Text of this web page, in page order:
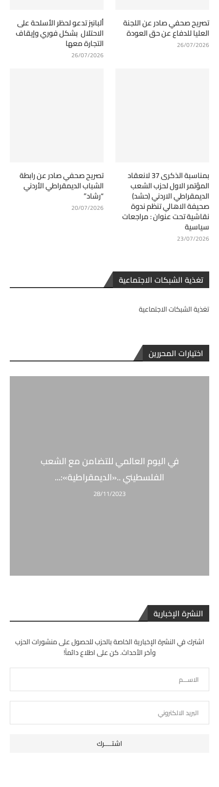
تصريح صحفي صادر عن اللجنة
العليا للدفاع عن حق العودة
26/07/2026
ألبانيز تدعو لحظر الأسلحة على
الاحتلال بشكل فوري وإيقاف
التجارة معها
26/07/2026
بمناسبة الذكرى 37 لانعقاد
المؤتمر الاول لحزب الشعب
الديمقراطي الاردني (حشد)
صحيفة الاهالي تنظم ندوة
نقاشية تحت عنوان : مراجعات
سياسية
23/07/2026
تصريح صحفي صادر عن رابطة
الشباب الديمقراطي الأردني
“رشاد”
20/07/2026
تغذية الشبكات الاجتماعية
تغذية الشبكات الاجتماعية
اختيارات المحررين
في اليوم العالمي للتضامن مع الشعب
الفلسطيني ..«الديمقراطية»:...
28/11/2023
النشرة الإخبارية
اشترك في النشرة الإخبارية الخاصة بالحزب للحصول على منشورات الحزب
وآخر الأحداث. كن على اطلاع دائماً!